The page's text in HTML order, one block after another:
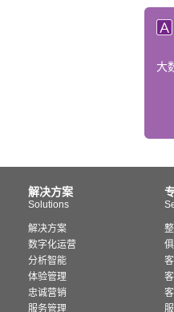
大
解决方案
Solutions
解决方案
数字化运营
分析智能
体验管理
忠诚营销
服务管理